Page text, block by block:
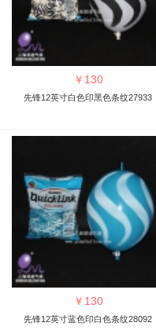
￥ 130
先锋12英寸白色印黑色条纹27933
￥ 130
先锋12英寸蓝色印白色条纹28092